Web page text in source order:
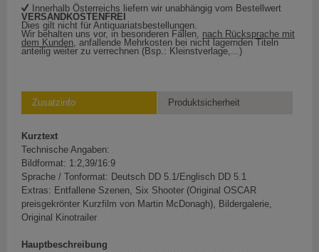
Innerhalb Österreichs liefern wir unabhängig vom Bestellwert
VERSANDKOSTENFREI
Dies gilt nicht für Antiquariatsbestellungen.
Wir behalten uns vor, in besonderen Fällen, nach Rücksprache mit
dem Kunden, anfallende Mehrkosten bei nicht lagernden Titeln
anteilig weiter zu verrechnen (Bsp.: Kleinstverlage,...)
Zusatzinfo Produktsicherheit
Kurztext
Technische Angaben:
Bildformat: 1:2,39/16:9
Sprache / Tonformat: Deutsch DD 5.1/Englisch DD 5.1
Extras: Entfallene Szenen, Six Shooter (Original OSCAR
preisgekrönter Kurzfilm von Martin McDonagh), Bildergalerie,
Original Kinotrailer
Hauptbeschreibung